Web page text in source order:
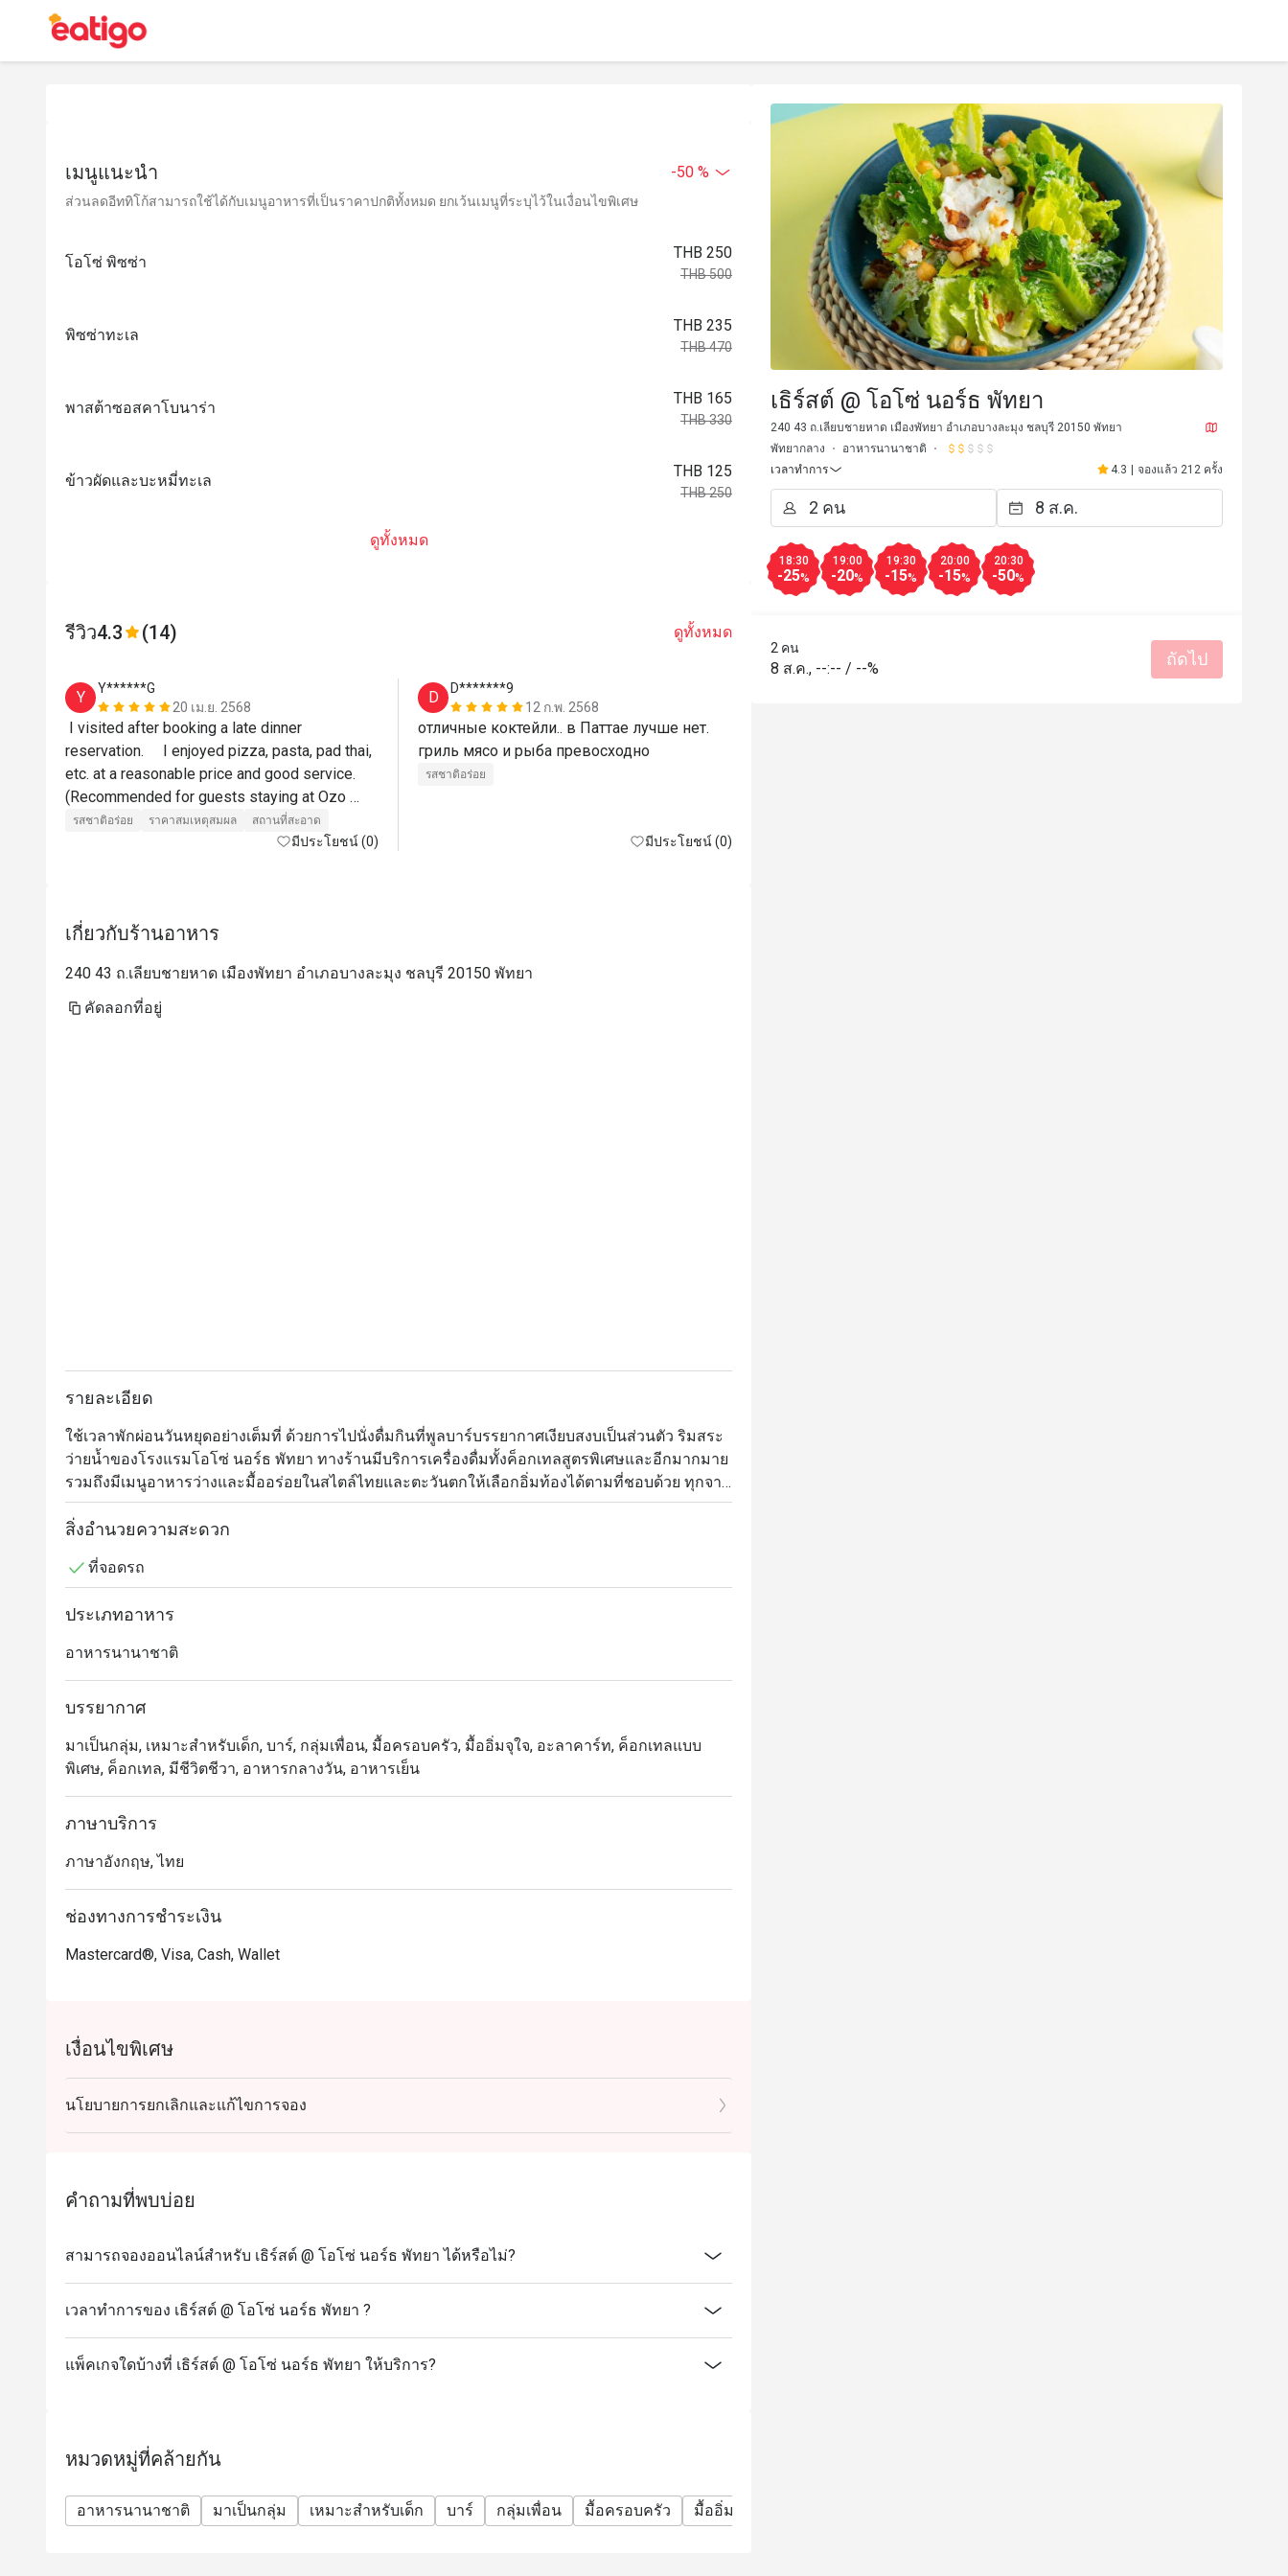
เมนูแนะนำ -50 %
ส่วนลดอีททิโก้สามารถใช้ได้กับเมนูอาหารที่เป็นราคาปกติทั้งหมด ยกเว้นเมนูที่ระบุไว้ในเงื่อนไขพิเศษ
โอโซ่ พิซซ่า
THB 250
THB 500
พิซซ่าทะเล
THB 235
THB 470
พาสต้าซอสคาโบนาร่า
THB 165
THB 330
ข้าวผัดและบะหมี่ทะเล
THB 125
THB 250
ดูทั้งหมด
รีวิว4.3 (14) ดูทั้งหมด
Y
Y******G
20 เม.ย. 2568
I visited after booking a late dinner
reservation.     I enjoyed pizza, pasta, pad thai,
etc. at a reasonable price and good service.
(Recommended for guests staying at Ozo
Hotel)
รสชาติอร่อย ราคาสมเหตุสมผล สถานที่สะอาด
มีประโยชน์ (0)
D
D*******9
12 ก.พ. 2568
отличные коктейли.. в Паттае лучше нет.
รสชาติอร่อย
มีประโยชน์ (0)
เกี่ยวกับร้านอาหาร
240 43 ถ.เลียบชายหาด เมืองพัทยา อำเภอบางละมุง ชลบุรี 20150 พัทยา
คัดลอกที่อยู่
รายละเอียด
ใช้เวลาพักผ่อนวันหยุดอย่างเต็มที่ ด้วยการไปนั่งดื่มกินที่พูลบาร์บรรยากาศเงียบสงบเป็นส่วนตัว ริมสระ
ว่ายน้ำของโรงแรมโอโซ่ นอร์ธ พัทยา ทางร้านมีบริการเครื่องดื่มทั้งค็อกเทลสูตรพิเศษและอีกมากมาย
รวมถึงมีเมนูอาหารว่างและมื้ออร่อยในสไตล์ไทยและตะวันตกให้เลือกอิ่มท้องได้ตามที่ชอบด้วย ทุกจาน
ปรุงอย่างมืออาชีพโดยเชฟของโรงแรม แนะนำพาสต้าไส้กรอกอีสานและเบคอนผัดพริกกระเทียมน้ำมัน
มะกอก และข้าวผัดต้มยำที่เสิร์ฟเคียงด้วยแซลมอนย่าง
สิ่งอำนวยความสะดวก
ที่จอดรถ
ประเภทอาหาร
อาหารนานาชาติ
บรรยากาศ
มาเป็นกลุ่ม, เหมาะสำหรับเด็ก, บาร์, กลุ่มเพื่อน, มื้อครอบครัว, มื้ออิ่มจุใจ, อะลาคาร์ท, ค็อกเทลแบบ
พิเศษ, ค็อกเทล, มีชีวิตชีวา, อาหารกลางวัน, อาหารเย็น
ภาษาบริการ
ภาษาอังกฤษ, ไทย
ช่องทางการชำระเงิน
Mastercard®, Visa, Cash, Wallet
เงื่อนไขพิเศษ
นโยบายการยกเลิกและแก้ไขการจอง
คำถามที่พบบ่อย
สามารถจองออนไลน์สำหรับ เธิร์สต์ @ โอโซ่ นอร์ธ พัทยา ได้หรือไม่?
เวลาทำการของ เธิร์สต์ @ โอโซ่ นอร์ธ พัทยา ?
แพ็คเกจใดบ้างที่ เธิร์สต์ @ โอโซ่ นอร์ธ พัทยา ให้บริการ?
หมวดหมู่ที่คล้ายกัน
อาหารนานาชาติ มาเป็นกลุ่ม เหมาะสำหรับเด็ก บาร์ กลุ่มเพื่อน มื้อครอบครัว มื้ออิ่มจุใจ
เธิร์สต์ @ โอโซ่ นอร์ธ พัทยา
240 43 ถ.เลียบชายหาด เมืองพัทยา อำเภอบางละมุง ชลบุรี 20150 พัทยา
พัทยากลาง
อาหารนานาชาติ
เวลาทำการ
4.3 | จองแล้ว 212 ครั้ง
18:30
-25%
19:00
-20%
19:30
-15%
20:00
-15%
20:30
-50%
2 คน
8 ส.ค., --:-- / --% ถัดไป